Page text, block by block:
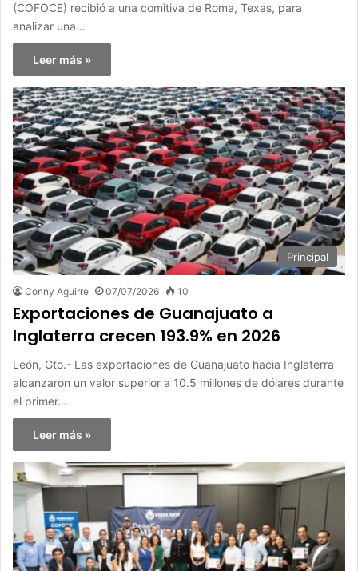
(COFOCE) recibió a una comitiva de Roma, Texas, para
analizar una…
Leer más »
Principal
Conny Aguirre 07/07/2026 10
Exportaciones de Guanajuato a
Inglaterra crecen 193.9% en 2026
León, Gto.- Las exportaciones de Guanajuato hacia Inglaterra
alcanzaron un valor superior a 10.5 millones de dólares durante
el primer…
Leer más »